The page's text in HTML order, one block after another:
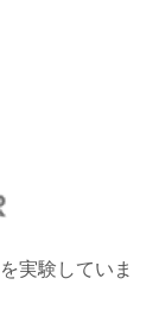
実験していま